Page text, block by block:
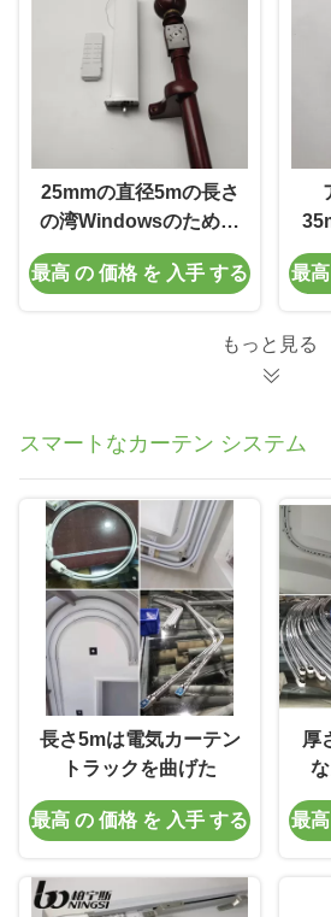
25mmの直径5mの長さ
の湾Windowsのための
電気カーテン トラック
最高 の 価格 を 入手 する
な
メ
最
もっと見る
スマートなカーテン システム
長さ5mは電気カーテン
トラックを曲げた
最高 の 価格 を 入手 する
厚
最